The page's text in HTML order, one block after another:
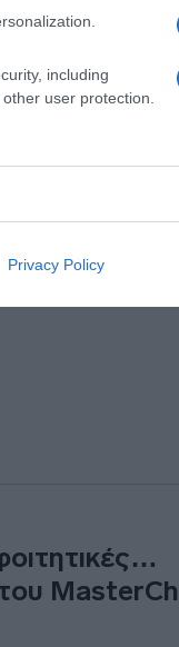
including
user protection.
Privacy Policy